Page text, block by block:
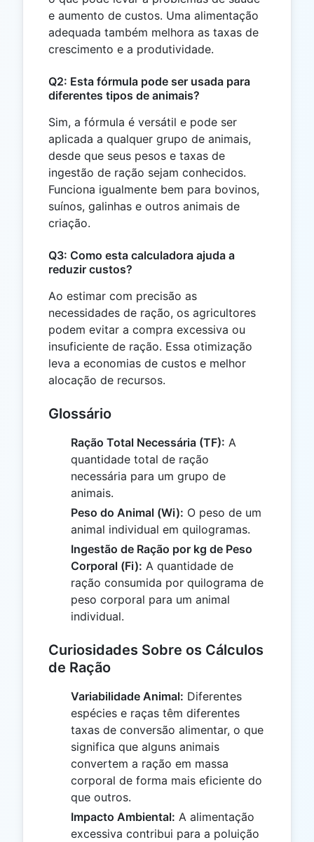
e aumento de custos. Uma alimentação
adequada também melhora as taxas de
crescimento e a produtividade.
Q2: Esta fórmula pode ser usada para
diferentes tipos de animais?
Sim, a fórmula é versátil e pode ser
aplicada a qualquer grupo de animais,
desde que seus pesos e taxas de
ingestão de ração sejam conhecidos.
Funciona igualmente bem para bovinos,
suínos, galinhas e outros animais de
criação.
Q3: Como esta calculadora ajuda a
reduzir custos?
Ao estimar com precisão as
necessidades de ração, os agricultores
podem evitar a compra excessiva ou
insuficiente de ração. Essa otimização
leva a economias de custos e melhor
alocação de recursos.
Glossário
Ração Total Necessária (TF): A
quantidade total de ração
necessária para um grupo de
animais.
Peso do Animal (Wi): O peso de um
animal individual em quilogramas.
Ingestão de Ração por kg de Peso
Corporal (Fi): A quantidade de
ração consumida por quilograma de
peso corporal para um animal
individual.
Curiosidades Sobre os Cálculos
de Ração
Variabilidade Animal: Diferentes
espécies e raças têm diferentes
taxas de conversão alimentar, o que
significa que alguns animais
convertem a ração em massa
corporal de forma mais eficiente do
que outros.
Impacto Ambiental: A alimentação
excessiva contribui para a poluição